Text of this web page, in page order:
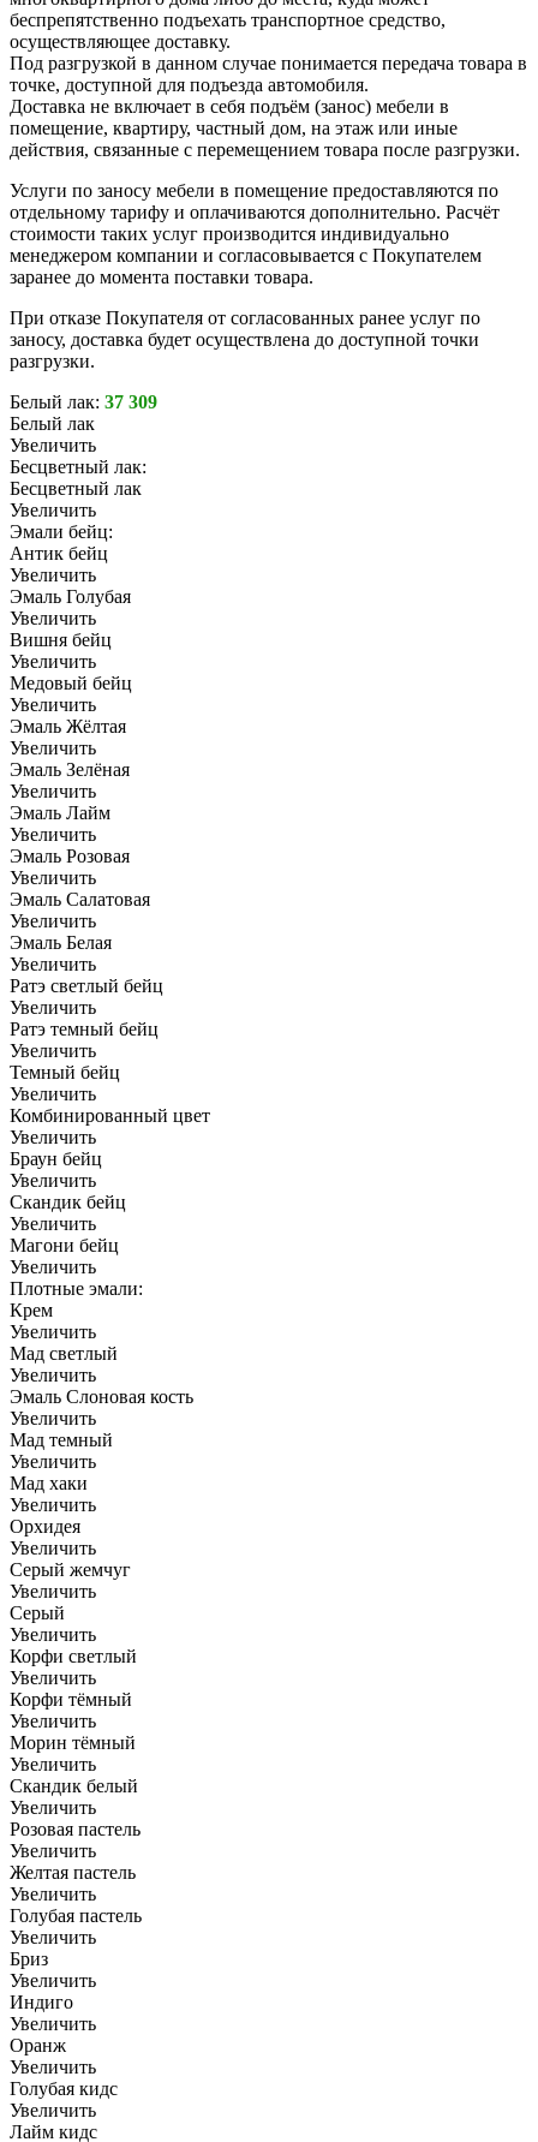
беспрепятственно подъехать транспортное средство,
осуществляющее доставку.
Под разгрузкой в данном случае понимается передача товара в
точке, доступной для подъезда автомобиля.
Доставка не включает в себя подъём (занос) мебели в
помещение, квартиру, частный дом, на этаж или иные
действия, связанные с перемещением товара после разгрузки.
Услуги по заносу мебели в помещение предоставляются по
отдельному тарифу и оплачиваются дополнительно. Расчёт
стоимости таких услуг производится индивидуально
менеджером компании и согласовывается с Покупателем
заранее до момента поставки товара.
При отказе Покупателя от согласованных ранее услуг по
заносу, доставка будет осуществлена до доступной точки
разгрузки.
Белый лак: 37 309
Белый лак
Увеличить
Бесцветный лак:
Бесцветный лак
Увеличить
Эмали бейц:
Антик бейц
Увеличить
Эмаль Голубая
Увеличить
Вишня бейц
Увеличить
Медовый бейц
Увеличить
Эмаль Жёлтая
Увеличить
Эмаль Зелёная
Увеличить
Эмаль Лайм
Увеличить
Эмаль Розовая
Увеличить
Эмаль Салатовая
Увеличить
Эмаль Белая
Увеличить
Ратэ светлый бейц
Увеличить
Ратэ темный бейц
Увеличить
Темный бейц
Увеличить
Комбинированный цвет
Увеличить
Браун бейц
Увеличить
Скандик бейц
Увеличить
Магони бейц
Увеличить
Плотные эмали:
Крем
Увеличить
Мад светлый
Увеличить
Эмаль Слоновая кость
Увеличить
Мад темный
Увеличить
Мад хаки
Увеличить
Орхидея
Увеличить
Серый жемчуг
Увеличить
Серый
Увеличить
Корфи светлый
Увеличить
Корфи тёмный
Увеличить
Морин тёмный
Увеличить
Скандик белый
Увеличить
Розовая пастель
Увеличить
Желтая пастель
Увеличить
Голубая пастель
Увеличить
Бриз
Увеличить
Индиго
Увеличить
Оранж
Увеличить
Голубая кидс
Увеличить
Лайм кидс